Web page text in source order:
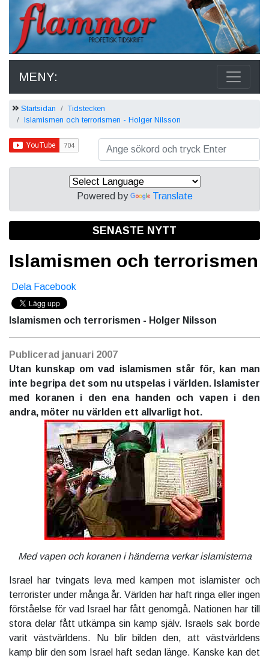
MENY:
Startsidan
Tidstecken
Islamismen och terrorismen - Holger Nilsson
Powered by Translate
SENASTE NYTT
Islamismen och terrorismen
Dela Facebook
Islamismen och terrorismen - Holger Nilsson
Publicerad januari 2007
Utan kunskap om vad islamismen står för, kan man
inte begripa det som nu utspelas i världen. Islamister
med koranen i den ena handen och vapen i den
andra, möter nu världen ett allvarligt hot.
Med vapen och koranen i händerna verkar islamisterna
Israel har tvingats leva med kampen mot islamister och
terrorister under många år. Världen har haft ringa eller ingen
förståelse för vad Israel har fått genomgå. Nationen har till
stora delar fått utkämpa sin kamp själv. Israels sak borde
varit västvärldens. Nu blir bilden den, att västvärldens
kamp blir den som Israel haft sedan länge. Kanske kan det